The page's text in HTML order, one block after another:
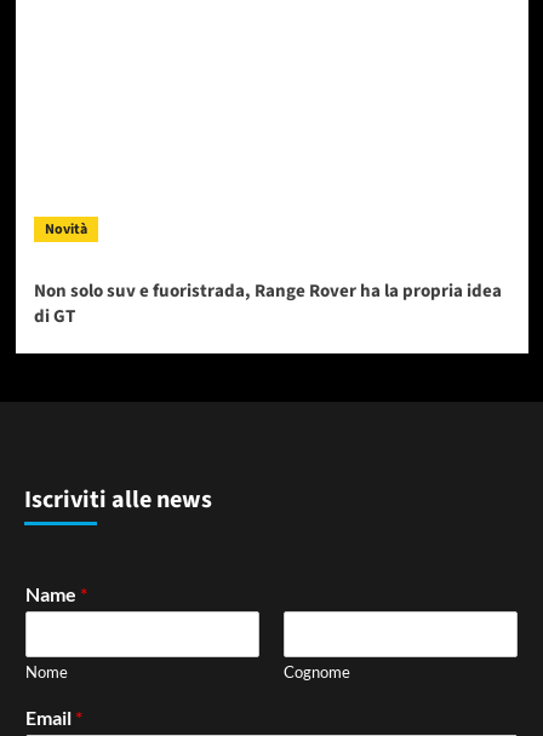
Novità
Non solo suv e fuoristrada, Range Rover ha la propria idea
di GT
Iscriviti alle news
Name *
Nome Cognome
Email *